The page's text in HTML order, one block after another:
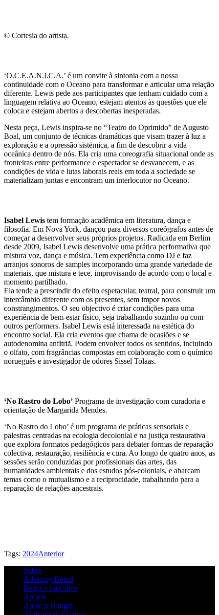
© Cortesia do artista.
‘O.C.E.A.N.I.C.A.’ é um convite à sintonia com a nossa
continuidade com o Oceano para transformar e articular uma relação
diferente. Lewis pede aos participantes que tenham cuidado com a
linguagem relativa ao Oceano, estejam atentos às questões que ele
coloca e estejam abertos a descobertas inesperadas.
Nesta peça, Lewis inspira-se no “Teatro do Oprimido” de Augusto
Boal, um conjunto de técnicas dramáticas que visam trazer à luz a
exploração e a opressão sistémica, a fim de descobrir a vida
oceânica dentro de nós. Ela cria uma coreografia situacional onde as
fronteiras entre performance e espectador se desvanecem, e as
condições de vida e lutas laborais reais em toda a sociedade se
materializam juntas e encontram um interlocutor no Oceano.
Isabel Lewis tem formação acadêmica em literatura, dança e
filosofia. Em Nova York, dançou para diversos coreógrafos antes de
começar a desenvolver seus próprios projetos. Radicada em Berlim
desde 2009, Isabel Lewis desenvolve uma prática performativa que
mistura voz, dança e música. Tem experiência como DJ e faz
arranjos sonoros de samples incorporando uma grande variedade de
materiais, que mistura e tece, improvisando de acordo com o local e
momento partilhado.
Ela tende a prescindir do efeito espetacular, teatral, para construir um
intercâmbio diferente com os presentes, sem impor novos
constrangimentos. O seu objectivo é criar condições para uma
experiência de bem-estar físico, seja trabalhando sozinho ou com
outros performers. Isabel Lewis está interessada na estética do
encontro social. Ela cria eventos que chama de ocasiões e se
autodenomina anfitriã. Podem envolver todos os sentidos, incluindo
o olfato, com fragrâncias compostas em colaboração com o químico
norueguês e investigador de odores Sissel Tolaas.
‘No Rastro do Lobo’ Programa de investigação com curadoria e
orientação de Margarida Mendes.
‘No Rastro do Lobo’ é um programa de práticas sensoriais e
palestras centradas na ecologia decolonial e na justiça restaurativa
que explora formatos pedagógicos para debater formas de reparação
colectiva, restauração, resiliência e cura. Ao longo de quatro anos, as
sessões serão conduzidas por profissionais das artes, das
humanidades ambientais e dos estudos pós-coloniais, e abarcam
temas como o mutualismo e a reciprocidade, trabalhando para a
reparação de relações ancestrais.
Tags: 2024Anterior
Sobre
Advisory Board
Redes e parceiros
Apoios
Apoie o Hangar